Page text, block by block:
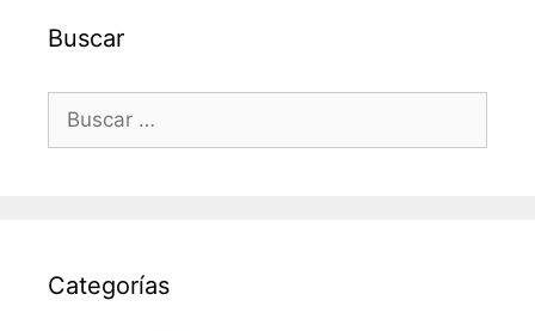
Buscar
Buscar:
Categorías